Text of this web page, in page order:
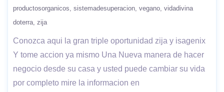
productosorganicos sistemadesuperacion vegano vidadivina
doterra zija
Conozca aqui la gran triple oportunidad zija y isagenix
Y tome accion ya mismo Una Nueva manera de hacer
negocio desde su casa y usted puede cambiar su vida
por completo mire la informacion en